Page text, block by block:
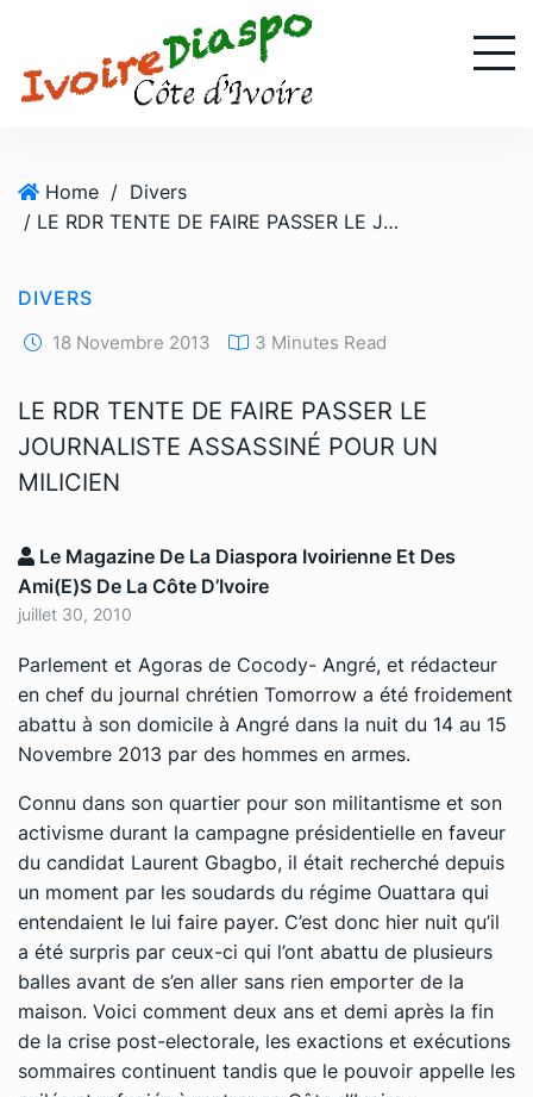
Home / Divers
/ LE RDR TENTE DE FAIRE PASSER LE JOURNALISTE ASSASSINÉ POUR UN MILICIEN
DIVERS
18 Novembre 2013 3 Minutes Read
LE RDR TENTE DE FAIRE PASSER LE
JOURNALISTE ASSASSINÉ POUR UN
MILICIEN
Le Magazine De La Diaspora Ivoirienne Et Des
Ami(e)s De La Côte D’Ivoire
juillet 30, 2010
Parlement et Agoras de Cocody- Angré, et rédacteur
en chef du journal chrétien Tomorrow a été froidement
abattu à son domicile à Angré dans la nuit du 14 au 15
Novembre 2013 par des hommes en armes.
Connu dans son quartier pour son militantisme et son
activisme durant la campagne présidentielle en faveur
du candidat Laurent Gbagbo, il était recherché depuis
un moment par les soudards du régime Ouattara qui
entendaient le lui faire payer. C’est donc hier nuit qu’il
a été surpris par ceux-ci qui l’ont abattu de plusieurs
balles avant de s’en aller sans rien emporter de la
maison. Voici comment deux ans et demi après la fin
de la crise post-electorale, les exactions et exécutions
sommaires continuent tandis que le pouvoir appelle les